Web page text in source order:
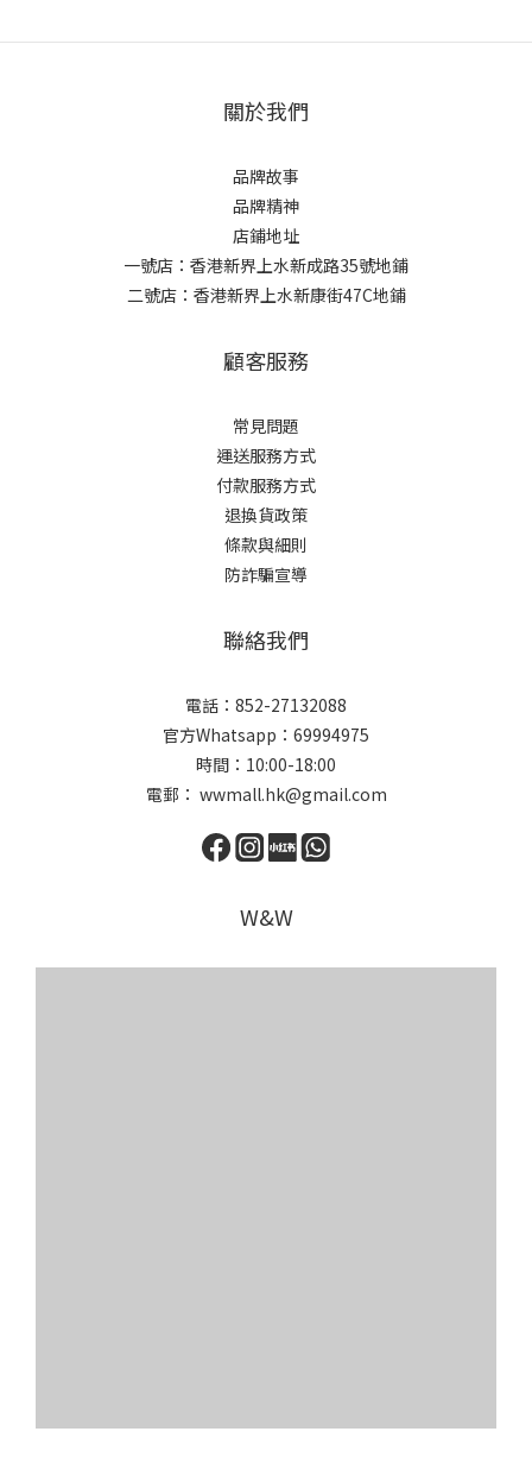
關於我們
品牌故事
品牌精神
店鋪地址
一號店：香港新界上水新成路35號地鋪
二號店：香港新界上水新康街47C地鋪
顧客服務
常見問題
運送服務方式
付款服務方式
退換貨政策
條款與細則
防詐騙宣導
聯絡我們
電話：852-27132088
官方Whatsapp：69994975
時間：10:00-18:00
電郵： wwmall.hk@gmail.com
W&W